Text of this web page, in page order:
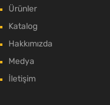
Ürünler
Katalog
Hakkımızda
Medya
İletişim